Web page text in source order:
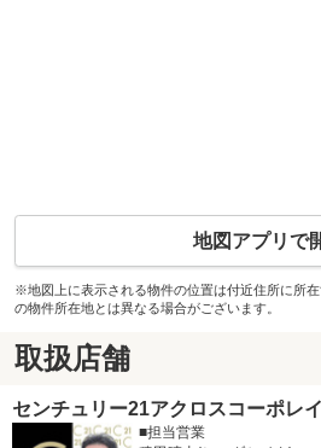
地図アプリで
※地図上に表示される物件の位置は付近住所に所
の物件所在地とは異なる場合がございます。
取扱店舗
センチュリー21アクロスコーポレ
■担当営業